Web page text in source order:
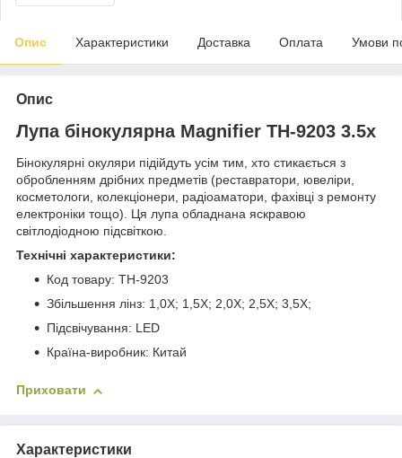
Опис Характеристики Доставка Оплата Умови
Опис
Лупа бінокулярна Magnifier TH-9203 3.5x
Бінокулярні окуляри підійдуть усім тим, хто стикається з
обробленням дрібних предметів (реставратори, ювеліри,
косметологи, колекціонери, радіоаматори, фахівці з ремонту
електроніки тощо). Ця лупа обладнана яскравою
світлодіодною підсвіткою.
Технічні характеристики:
Код товару: TH-9203
Збільшення лінз: 1,0Х; 1,5Х; 2,0Х; 2,5Х; 3,5Х;
Підсвічування: LED
Країна-виробник: Китай
Приховати
Характеристики